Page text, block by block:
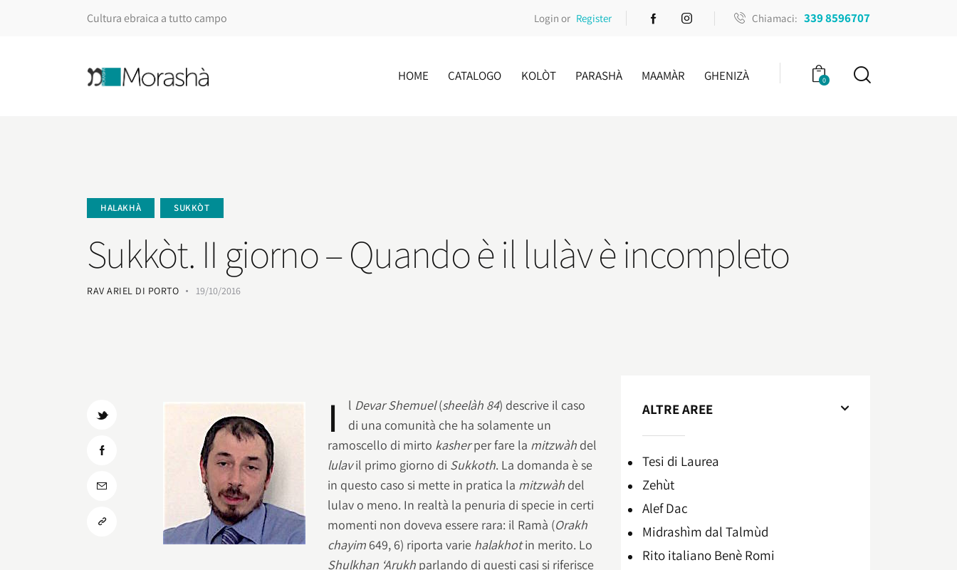
Cultura ebraica a tutto campo Login or Register Chiamaci: 339 8596707
HOME CATALOGO KOLÒT PARASHÀ MAAMÀR GHENIZÀ 0
HALAKHÀ SUKKÒT
Sukkòt. II giorno – Quando è il lulàv è incompleto
RAV ARIEL DI PORTO 19/10/2016
I l Devar Shemuel(sheelàh 84) descrive il caso
di una comunità che ha solamente un
ramoscello di mirto kasherper fare la mitzwàh del
lulavil primo giorno di Sukkoth. La domanda è se
in questo caso si mette in pratica la mitzwàh del
lulav o meno. In realtà la penuria di specie in certi
momenti non doveva essere rara: il Ramà (Orakh
chayim 649, 6) riporta varie halakhotin merito. Lo
Shulkhan ‘Arukh parlando di questi casi si riferisce
ALTRE AREE
Tesi di Laurea
Zehùt
Alef Dac
Midrashìm dal Talmùd
Rito italiano Benè Romi​